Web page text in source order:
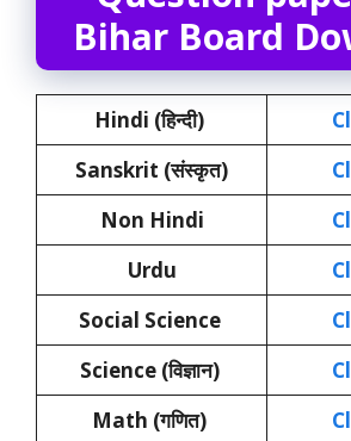
Bihar Board
Hindi (हिन्दी)
Sanskrit (संस्कृत)
Non Hindi
Urdu
Social Science
Science (विज्ञान)
Math (गणित)